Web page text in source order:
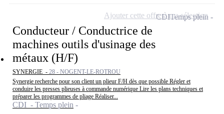
Conducteur / Conductrice de
machines outils d'usinage des
métaux (H/F)
SYNERGIE - 28 - NOGENT-LE-ROTROU
Synergie recherche pour son client un plieur F/H dès que possible Régler et
conduire les presses plieuses à commande numérique Lire les plans techniques et
préparer les programmes de pliage Réaliser...
CDI - Temps plein
CDITemps plein
Ajouter cette offre à ma sélection